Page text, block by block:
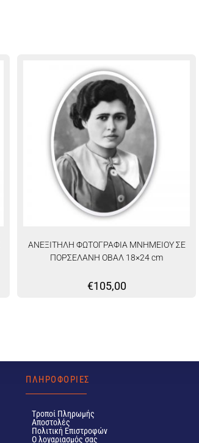
ΑΝΕΞΙΤΗΛΗ ΦΩΤΟΓΡΑΦΙΑ ΜΝΗΜΕΙΟΥ ΣΕ
ΠΟΡΣΕΛΑΝΗ ΟΒΑΛ 18×24 cm
€105,00
ΠΛΗΡΟΦΟΡΙΕΣ
Tροποί Πληρωμής
Αποστολές
Πολιτική Επιστροφών
Ο λογαριασμός σας